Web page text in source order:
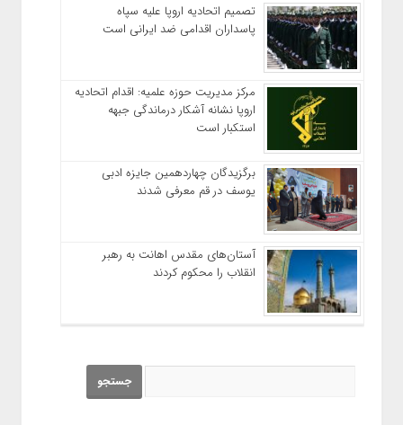
تصمیم اتحادیه اروپا علیه سپاه
پاسداران اقدامی ضد ایرانی است
مرکز مدیریت حوزه علمیه: اقدام اتحادیه
اروپا نشانه آشکار درماندگی جبهه
استکبار است
برگزیدگان چهاردهمین جایزه ادبی
یوسف در قم معرفی شدند
آستان‌های مقدس اهانت به رهبر
انقلاب را محکوم کردند